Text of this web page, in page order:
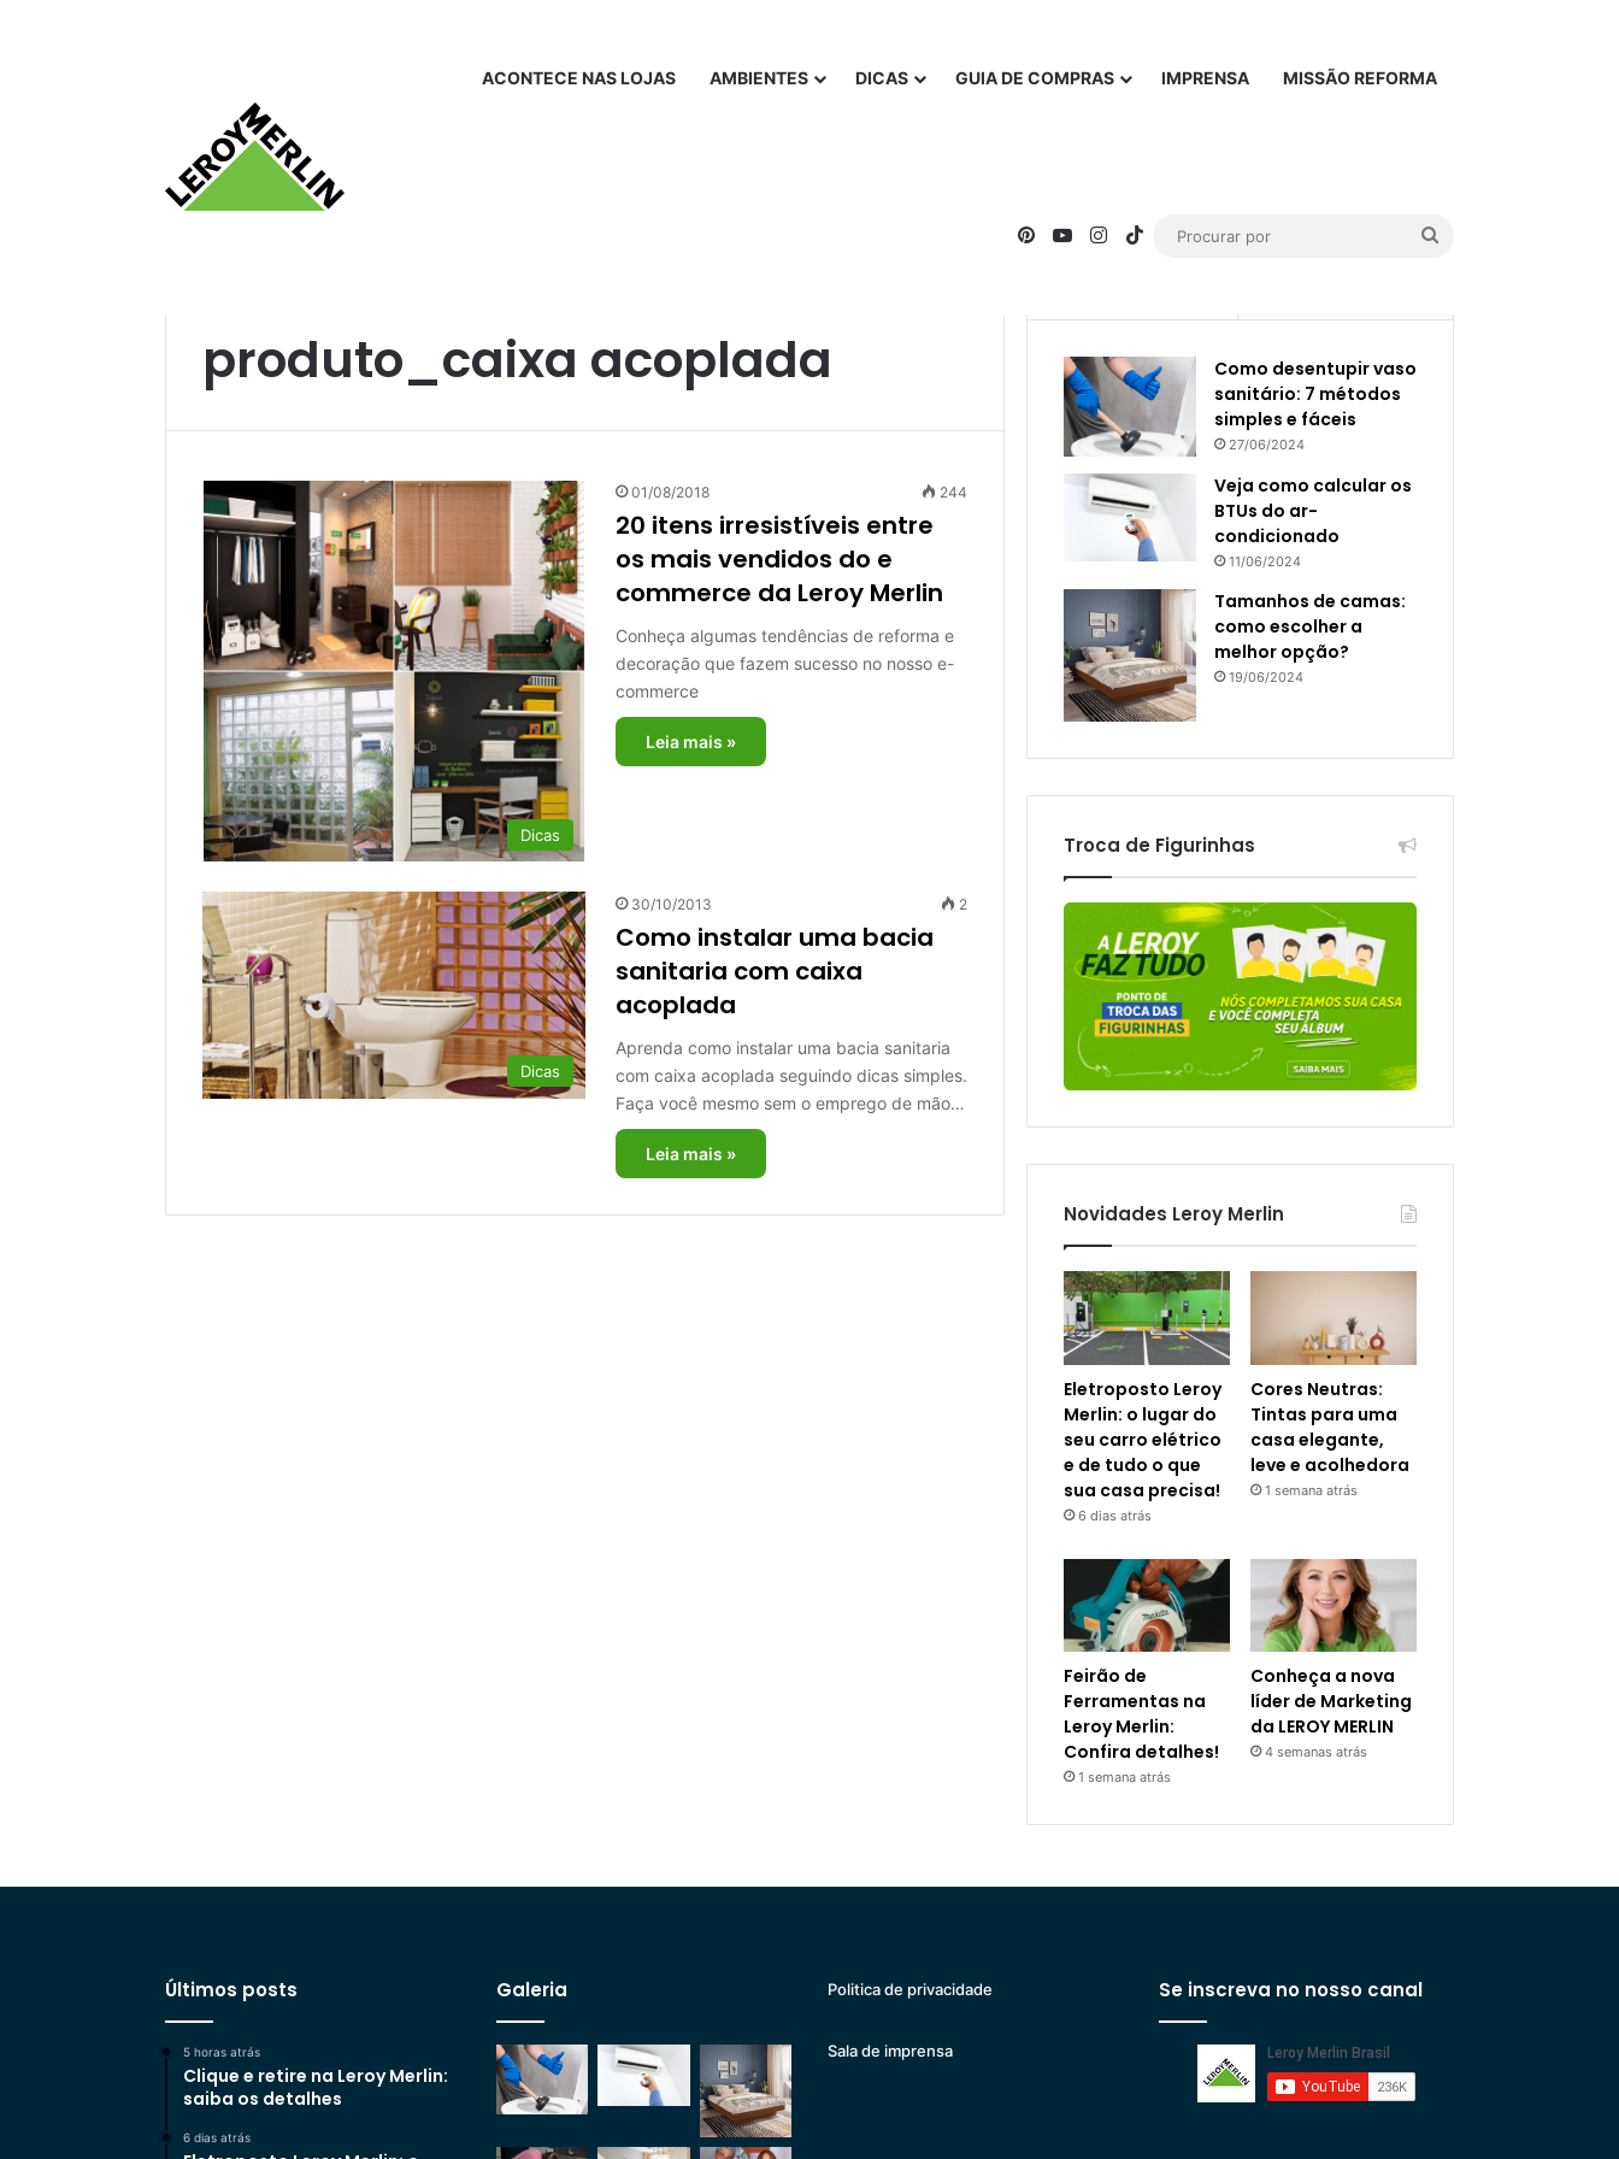
ACONTECE NAS LOJAS AMBIENTES DICAS GUIA DE COMPRAS IMPRENSA MISSÃO REFORMA
PinterestYouTubeInstagram
TikTok
produto_caixa acoplada
Dicas
01/08/2018 244
20 itens irresistíveis entre
os mais vendidos do e
commerce da Leroy Merlin
Conheça algumas tendências de reforma e
decoração que fazem sucesso no nosso e-
commerce
Leia mais »
Dicas
30/10/2013 2
Como instalar uma bacia
sanitaria com caixa
acoplada
Aprenda como instalar uma bacia sanitaria
com caixa acoplada seguindo dicas simples.
Faça você mesmo sem o emprego de mão…
Leia mais »
Como desentupir vaso
sanitário: 7 métodos
simples e fáceis
27/06/2024
Veja como calcular os
BTUs do ar-
condicionado
11/06/2024
Tamanhos de camas:
como escolher a
melhor opção?
19/06/2024
Troca de Figurinhas
Novidades Leroy Merlin
Eletroposto Leroy
Merlin: o lugar do
seu carro elétrico
e de tudo o que
sua casa precisa!
6 dias atrás
Cores Neutras:
Tintas para uma
casa elegante,
leve e acolhedora
1 semana atrás
Feirão de
Ferramentas na
Leroy Merlin:
Confira detalhes!
1 semana atrás
Conheça a nova
líder de Marketing
da LEROY MERLIN
4 semanas atrás
Últimos posts
5 horas atrás
Clique e retire na Leroy Merlin:
saiba os detalhes
6 dias atrás
Galeria Politica de privacidade
Sala de imprensa
Se inscreva no nosso canal